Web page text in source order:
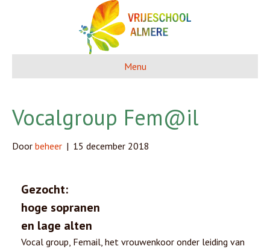
Menu
Vocalgroup Fem@il
Door beheer | 15 december 2018
Gezocht:
hoge sopranen
en lage alten
Vocal group, Femail, het vrouwenkoor onder leiding van